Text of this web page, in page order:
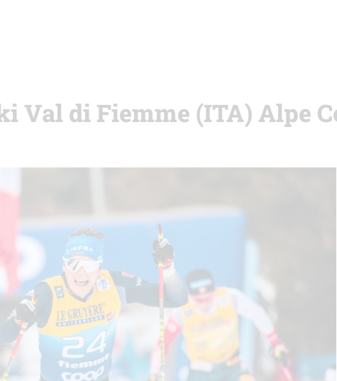
Val di Fiemme (ITA) Alpe